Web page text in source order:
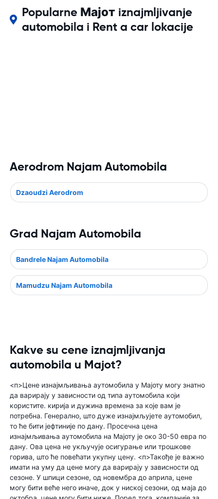
Popularne Мајот iznajmljivanje
automobila i Rent a car lokacije
Aerodrom Najam Automobila
Dzaoudzi Aerodrom
Grad Najam Automobila
Bandrele Najam Automobila
Mamudzu Najam Automobila
Kakve su cene iznajmljivanja
automobila u Majot?
<п>Цене изнајмљивања аутомобила у Мајоту могу знатно
да варирају у зависности од типа аутомобила који
користите. кирија и дужина времена за које вам је
потребна. Генерално, што дуже изнајмљујете аутомобил,
то ће бити јефтиније по дану. Просечна цена
изнајмљивања аутомобила на Мајоту је око 30-50 евра по
дану. Ова цена не укључује осигурање или трошкове
горива, што ће повећати укупну цену. <п>Такође је важно
имати на уму да цене могу да варирају у зависности од
сезоне. У шпици сезоне, од новембра до априла, цене
могу бити веће него иначе, док у ниској сезони, од маја до